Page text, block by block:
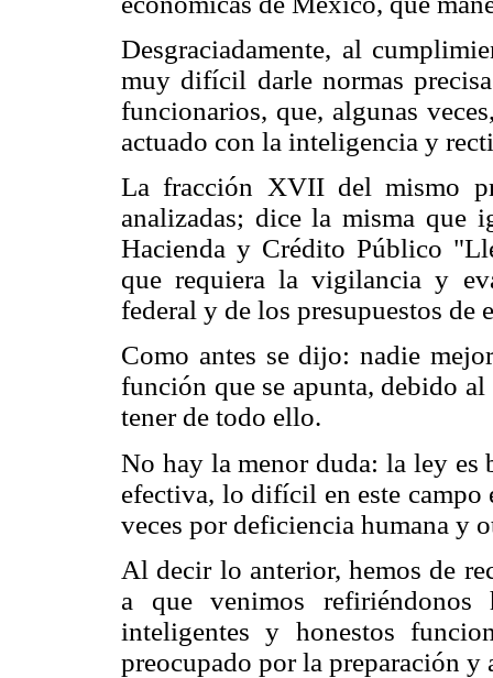
Desgraciadamente, al
muy difícil darle normas
funcionarios, que, algunas
actuado con la inteligencia y
La fracción XVII del mismo
analizadas; dice la misma que
Hacienda y Crédito Público
que requiera la vigilancia y
federal y de los presupuestos de
Como antes se dijo: nadie
función que se apunta, debido
tener de todo ello.
No hay la menor duda: la ley es
efectiva, lo difícil en este campo
veces por deficiencia humana y
Al decir lo anterior, hemos de
a que venimos
inteligentes y honestos
preocupado por la preparación y